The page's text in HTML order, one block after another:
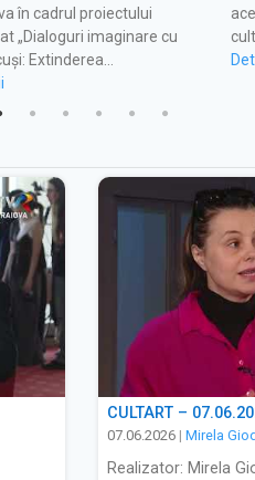
în cadrul proiectului
„Dialoguri imaginare cu
Extinderea…
CULTART –
07.06.2026 | Mirela
Realizator: Mirela